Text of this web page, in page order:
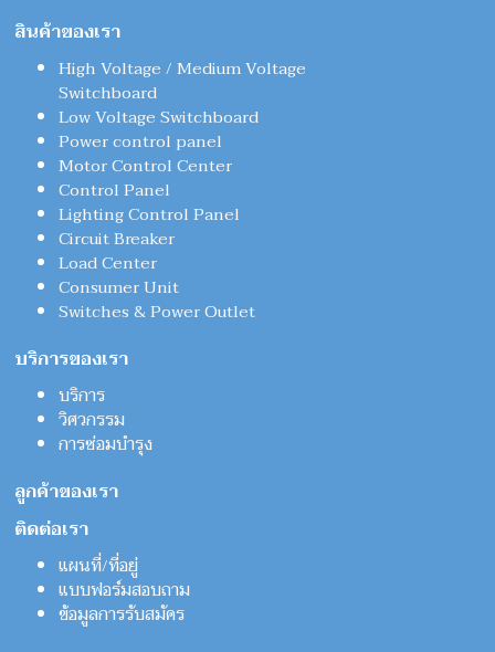
สินค้าของเรา
High Voltage / Medium Voltage
Switchboard
Low Voltage Switchboard
Power control panel
Motor Control Center
Control Panel
Lighting Control Panel
Circuit Breaker
Load Center
Consumer Unit
Switches & Power Outlet
บริการของเรา
บริการ
วิศวกรรม
การซ่อมบำรุง
ลูกค้าของเรา
ติดต่อเรา
แผนที่/ที่อยู่
แบบฟอร์มสอบถาม
ข้อมูลการรับสมัคร